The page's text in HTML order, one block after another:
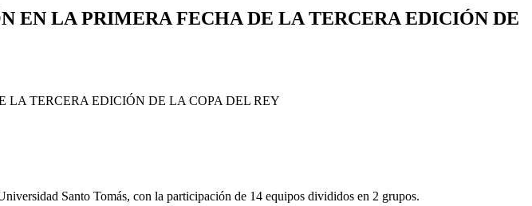
EN LA PRIMERA FECHA DE LA TERCERA EDICIÓN DE
Santo Tomás, con la participación de 14 equipos divididos en 2 grupos.